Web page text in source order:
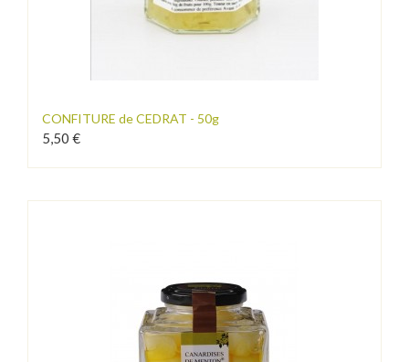
CONFITURE de CEDRAT - 50g
5,50 €